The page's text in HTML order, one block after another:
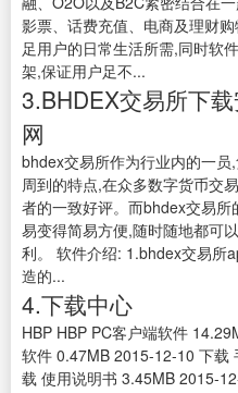
影票、话费充值、电商及理财
足用户的日常生活所需,同时软
架,保证用户足不...
3.BHDEX交易所下
网
bhdex交易所作为行业内的一
周到的特点,在众多数字货币交
者的一致好评。而bhdex交易
易变得简易方便,随时随地都可
利。 软件介绍: 1.bhdex交易所
造的...
4.下载中心
HBP HBP PC客户端软件
软件 0.47MB 2015-12-10 下载
载 使用说明书 3.45MB 2015-